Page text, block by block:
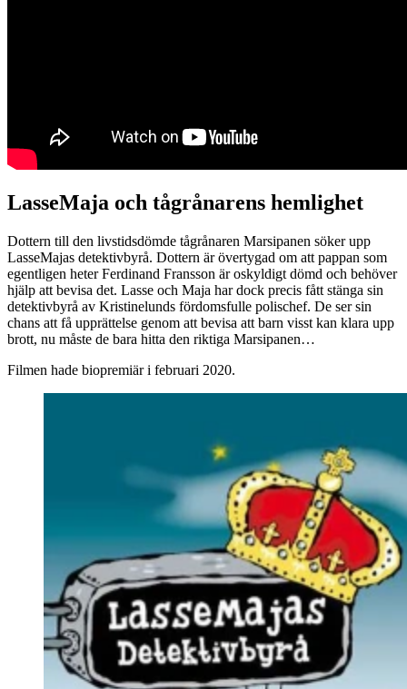
LasseMaja och tågrånarens hemlighet
Dottern till den livstidsdömde tågrånaren Marsipanen söker upp
LasseMajas detektivbyrå. Dottern är övertygad om att pappan som
egentligen heter Ferdinand Fransson är oskyldigt dömd och behöver
hjälp att bevisa det. Lasse och Maja har dock precis fått stänga sin
detektivbyrå av Kristinelunds fördomsfulle polischef. De ser sin
chans att få upprättelse genom att bevisa att barn visst kan klara upp
brott, nu måste de bara hitta den riktiga Marsipanen…
Filmen hade biopremiär i februari 2020.